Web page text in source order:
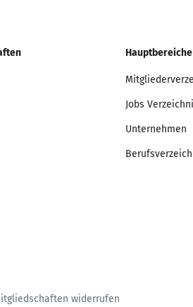
Hauptbereiche
Jobs
Unternehmen
widerrufen